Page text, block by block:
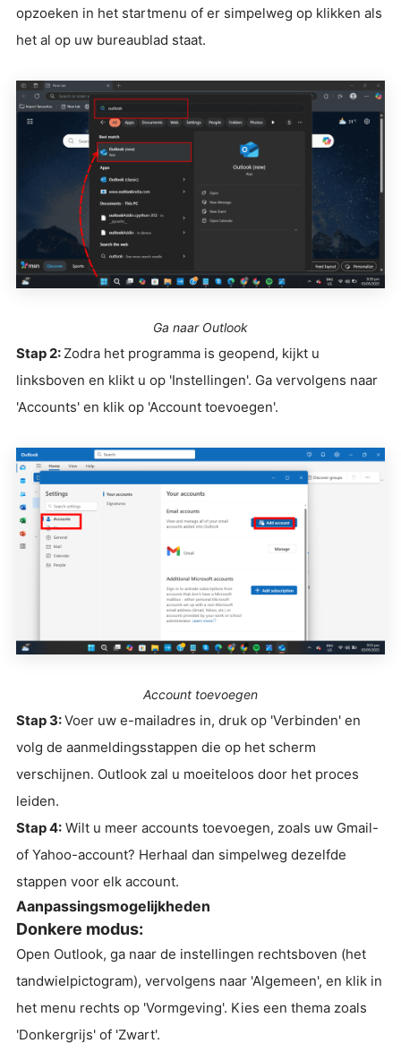
opzoeken in het startmenu of er simpelweg op klikken als
het al op uw bureaublad staat.
Ga naar Outlook
Stap 2: Zodra het programma is geopend, kijkt u
linksboven en klikt u op 'Instellingen'. Ga vervolgens naar
'Accounts' en klik op 'Account toevoegen'.
Account toevoegen
Stap 3:Voer uw e-mailadres in, druk op 'Verbinden' en
volg de aanmeldingsstappen die op het scherm
verschijnen. Outlook zal u moeiteloos door het proces
leiden.
Stap 4: Wilt u meer accounts toevoegen, zoals uw Gmail-
of Yahoo-account? Herhaal dan simpelweg dezelfde
stappen voor elk account.
Aanpassingsmogelijkheden
Donkere modus:
Open Outlook, ga naar de instellingen rechtsboven (het
tandwielpictogram), vervolgens naar 'Algemeen', en klik in
het menu rechts op 'Vormgeving'. Kies een thema zoals
'Donkergrijs' of 'Zwart'.